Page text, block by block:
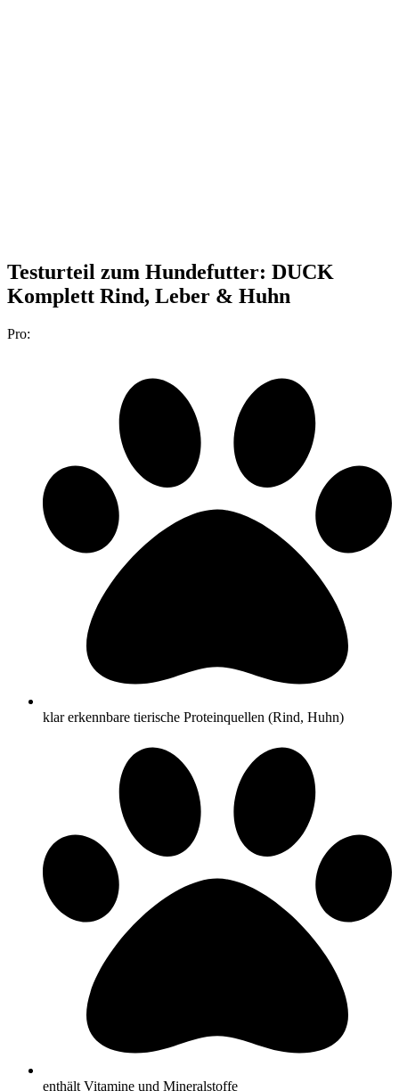
Testurteil zum Hundefutter: DUCK
Komplett Rind, Leber & Huhn
Pro:
klar erkennbare tierische Proteinquellen (Rind, Huhn)
enthält Vitamine und Mineralstoffe